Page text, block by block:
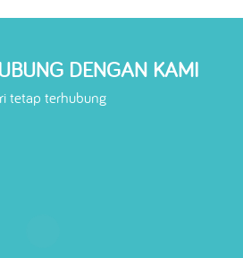
DENGAN KAMI
tetap terhubung